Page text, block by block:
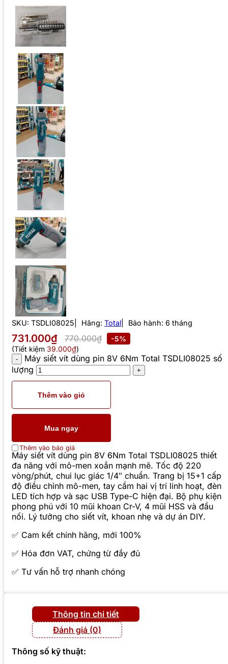
SKU: TSDLI08025 Hãng: Total Bảo hành: 6 tháng
731.000₫ 770.000₫
-5%
(Tiết kiệm 39.000₫)
Máy siết vít dùng pin 8V 6Nm Total TSDLI08025 số
lượng
Thêm vào giỏ
Mua ngay
Thêm vào báo giá
Máy siết vít dùng pin 8V 6Nm Total TSDLI08025 thiết
đa năng với mô-men xoắn mạnh mẽ. Tốc độ 220
vòng/phút, chui lục giác 1/4″ chuẩn. Trang bị 15+1 cấp
độ điều chỉnh mô-men, tay cầm hai vị trí linh hoạt, đèn
LED tích hợp và sạc USB Type-C hiện đại. Bộ phụ kiện
phong phú với 10 mũi khoan Cr-V, 4 mũi HSS và đầu
nối. Lý tưởng cho siết vít, khoan nhẹ và dự án DIY.
✅ Cam kết chính hãng, mới 100%
✅ Hóa đơn VAT, chứng từ đầy đủ
✅ Tư vấn hỗ trợ nhanh chóng
Thông tin chi tiết
Đánh giá (0)
Thông số kỹ thuật: